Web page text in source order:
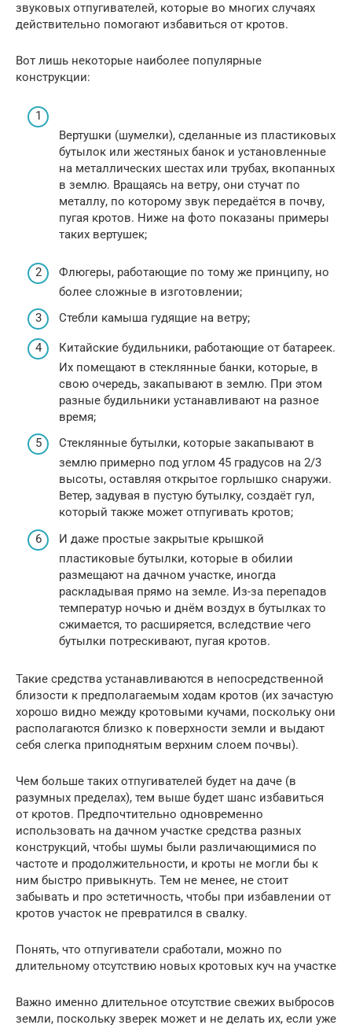
звуковых отпугивателей, которые во многих случаях
действительно помогают избавиться от кротов.
Вот лишь некоторые наиболее популярные
конструкции:
Вертушки (шумелки), сделанные из пластиковых
бутылок или жестяных банок и установленные
на металлических шестах или трубах, вкопанных
в землю. Вращаясь на ветру, они стучат по
металлу, по которому звук передаётся в почву,
пугая кротов. Ниже на фото показаны примеры
таких вертушек;
Флюгеры, работающие по тому же принципу, но
более сложные в изготовлении;
Стебли камыша гудящие на ветру;
Китайские будильники, работающие от батареек.
Их помещают в стеклянные банки, которые, в
свою очередь, закапывают в землю. При этом
разные будильники устанавливают на разное
время;
Стеклянные бутылки, которые закапывают в
землю примерно под углом 45 градусов на 2/3
высоты, оставляя открытое горлышко снаружи.
Ветер, задувая в пустую бутылку, создаёт гул,
который также может отпугивать кротов;
И даже простые закрытые крышкой
пластиковые бутылки, которые в обилии
размещают на дачном участке, иногда
раскладывая прямо на земле. Из-за перепадов
температур ночью и днём воздух в бутылках то
сжимается, то расширяется, вследствие чего
бутылки потрескивают, пугая кротов.
Такие средства устанавливаются в непосредственной
близости к предполагаемым ходам кротов (их зачастую
хорошо видно между кротовыми кучами, поскольку они
располагаются близко к поверхности земли и выдают
себя слегка приподнятым верхним слоем почвы).
Чем больше таких отпугивателей будет на даче (в
разумных пределах), тем выше будет шанс избавиться
от кротов. Предпочтительно одновременно
использовать на дачном участке средства разных
конструкций, чтобы шумы были различающимися по
частоте и продолжительности, и кроты не могли бы к
ним быстро привыкнуть. Тем не менее, не стоит
забывать и про эстетичность, чтобы при избавлении от
кротов участок не превратился в свалку.
Понять, что отпугиватели сработали, можно по
длительному отсутствию новых кротовых куч на участке
Важно именно длительное отсутствие свежих выбросов
земли, поскольку зверек может и не делать их, если уже